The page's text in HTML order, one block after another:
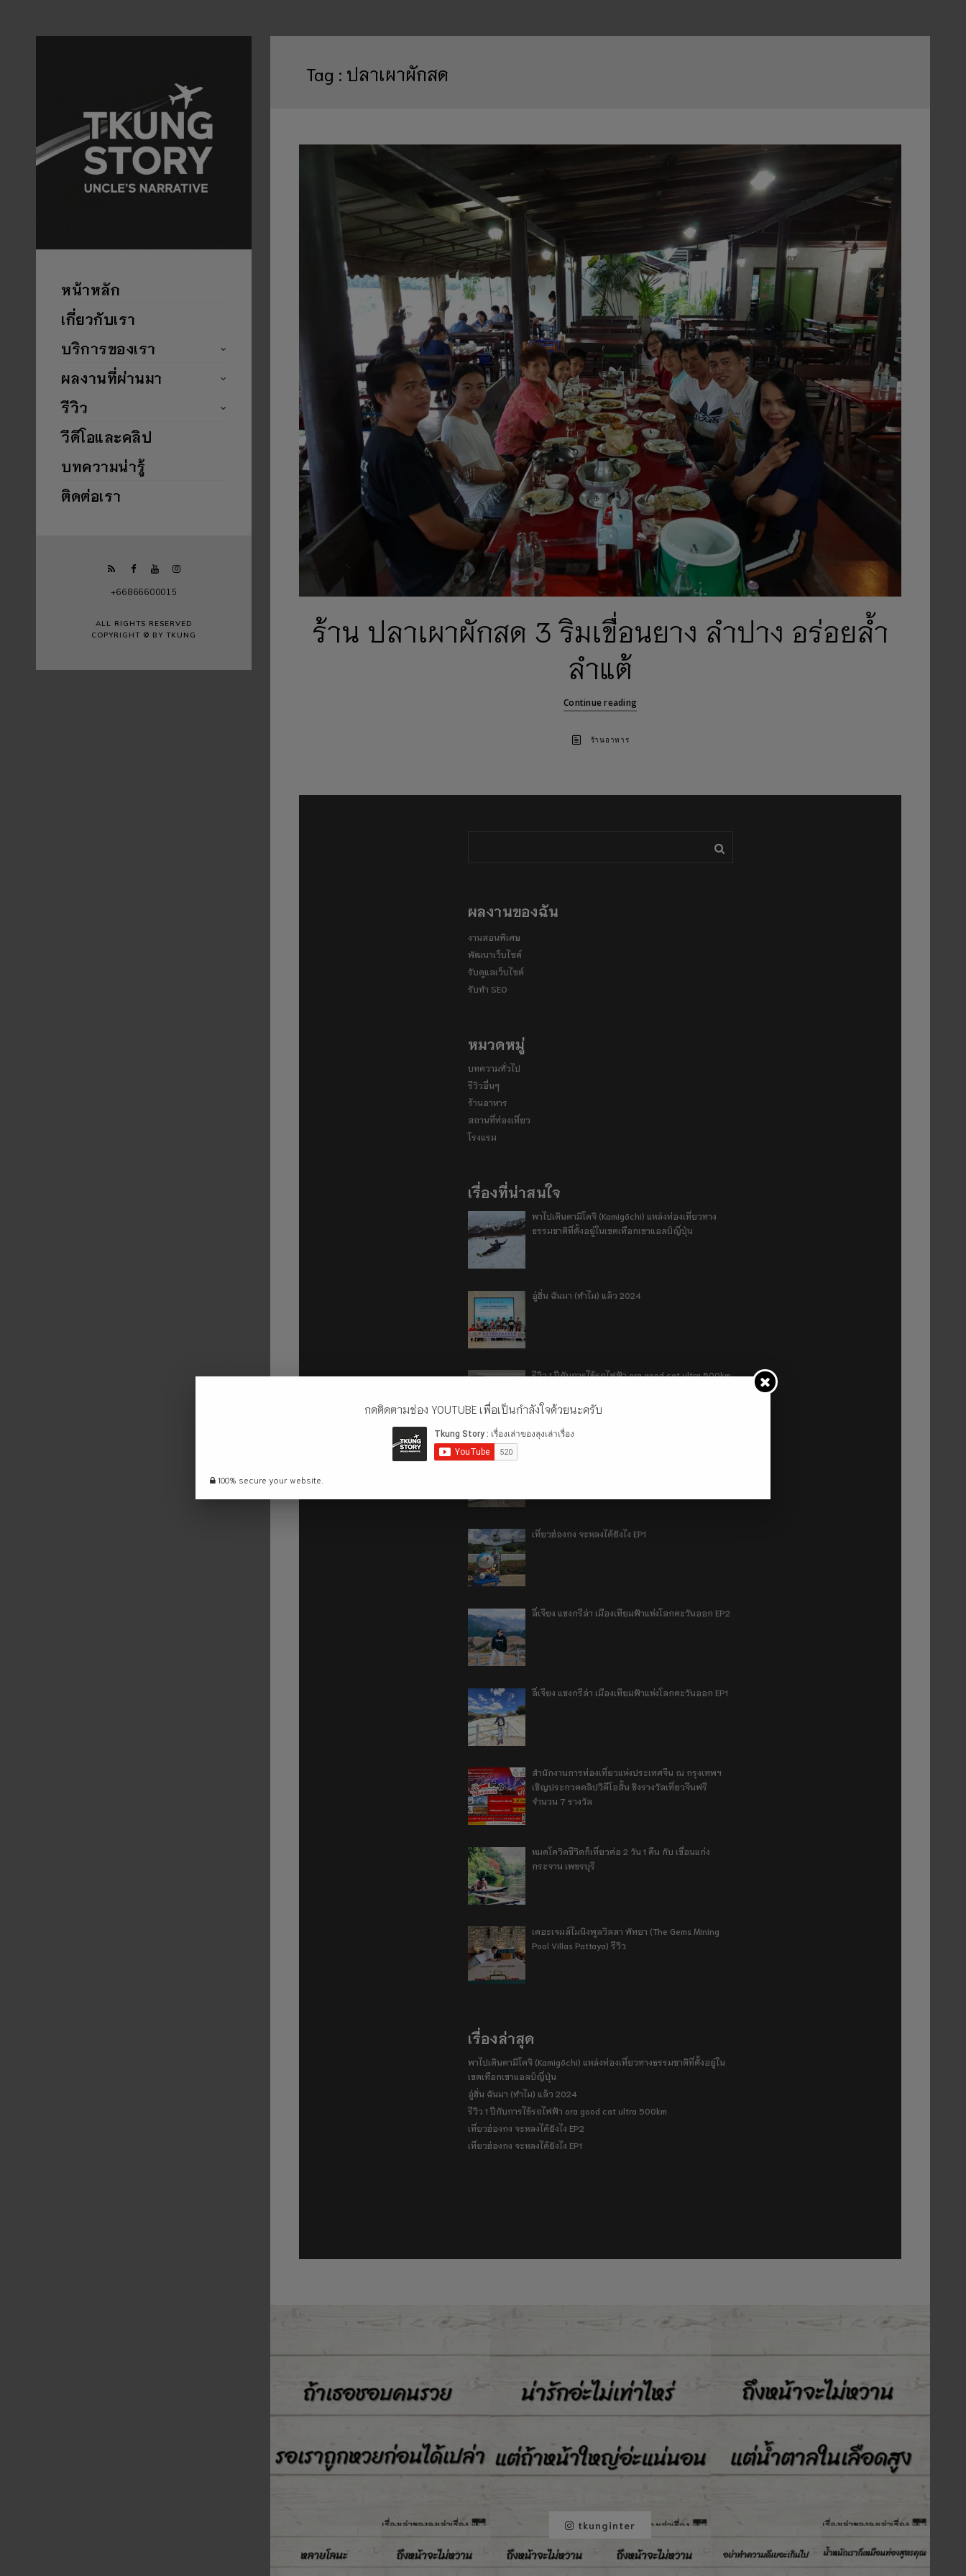
หน้าหลัก
เกี่ยวกับเรา
บริการของเรา
ผลงานที่ผ่านมา
รีวิว
วีดีโอและคลิป
บทความน่ารู้
ติดต่อเรา
+66866600015
ALL RIGHTS RESERVED
COPYRIGHT © BY TKUNG
Tag : ปลาเผาผักสด
ร้าน ปลาเผาผักสด 3 ริมเขื่อนยาง ลำปาง อร่อยล้ำ
ลำแต้
Continue reading
ร้านอาหาร
ผลงานของฉัน
งานสอนพิเศษ
พัฒนาเว็บไซต์
รับดูแลเว็บไซต์
รับทำ SEO
หมวดหมู่
บทความทั่วไป
รีวิวอื่นๆ
ร้านอาหาร
สถานที่ท่องเที่ยว
โรงแรม
เรื่องที่น่าสนใจ
พาไปเดินคามิโคจิ (Kamigōchi) แหล่งท่องเที่ยวทาง
ธรรมชาติที่ตั้งอยู่ในเขตเทือกเขาแอลป์ญี่ปุ่น
อู่ฮั่น ฉันมา (ทำไม) แล้ว 2024
รีวิว 1 ปีกับการใช้รถไฟฟ้า ora good cat ultra 500km
เที่ยวฮ่องกง จะหลงได้ยังไง EP1
ลี่เจียง แชงกรีล่า เมืองเทียมฟ้าแห่งโลกตะวันออก EP2
ลี่เจียง แชงกรีล่า เมืองเทียมฟ้าแห่งโลกตะวันออก EP1
สำนักงานการท่องเที่ยวแห่งประเทศจีน ณ กรุงเทพฯ
เชิญประกวดคลิปวิดีโอสั้น ชิงรางวัลเที่ยวจีนฟรี
จำนวน 7 รางวัล
หมดโควิดชีวิตก็เที่ยวต่อ 2 วัน 1 คืน กับ เขื่อนแก่ง
กระจาน เพชรบุรี
เดอะเจมส์ไมนิงพูลวิลลา พัทยา (The Gems Mining
Pool Villas Pattaya) รีวิว
เรื่องล่าสุด
พาไปเดินคามิโคจิ (Kamigōchi) แหล่งท่องเที่ยวทางธรรมชาติที่ตั้งอยู่ใน
เขตเทือกเขาแอลป์ญี่ปุ่น
อู่ฮั่น ฉันมา (ทำไม) แล้ว 2024
รีวิว 1 ปีกับการใช้รถไฟฟ้า ora good cat ultra 500km
เที่ยวฮ่องกง จะหลงได้ยังไง EP2
เที่ยวฮ่องกง จะหลงได้ยังไง EP1
tkunginter
กดติดตามช่อง YOUTUBE เพื่อเป็นกำลังใจด้วยนะครับ
100% secure your website.